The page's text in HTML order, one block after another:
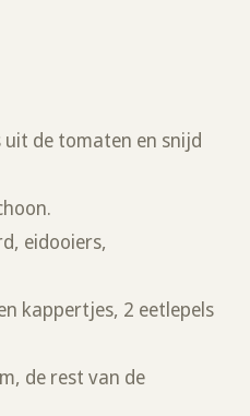
uit de tomaten en snijd
eidooiers,
kappertjes, 2 eetlepels
de rest van de